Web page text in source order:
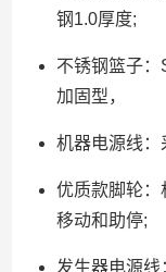
钢1.0厚度;
不锈钢篮子
加固型，
机器电源线：
优质款脚轮：
移动和助停;
发生器电源